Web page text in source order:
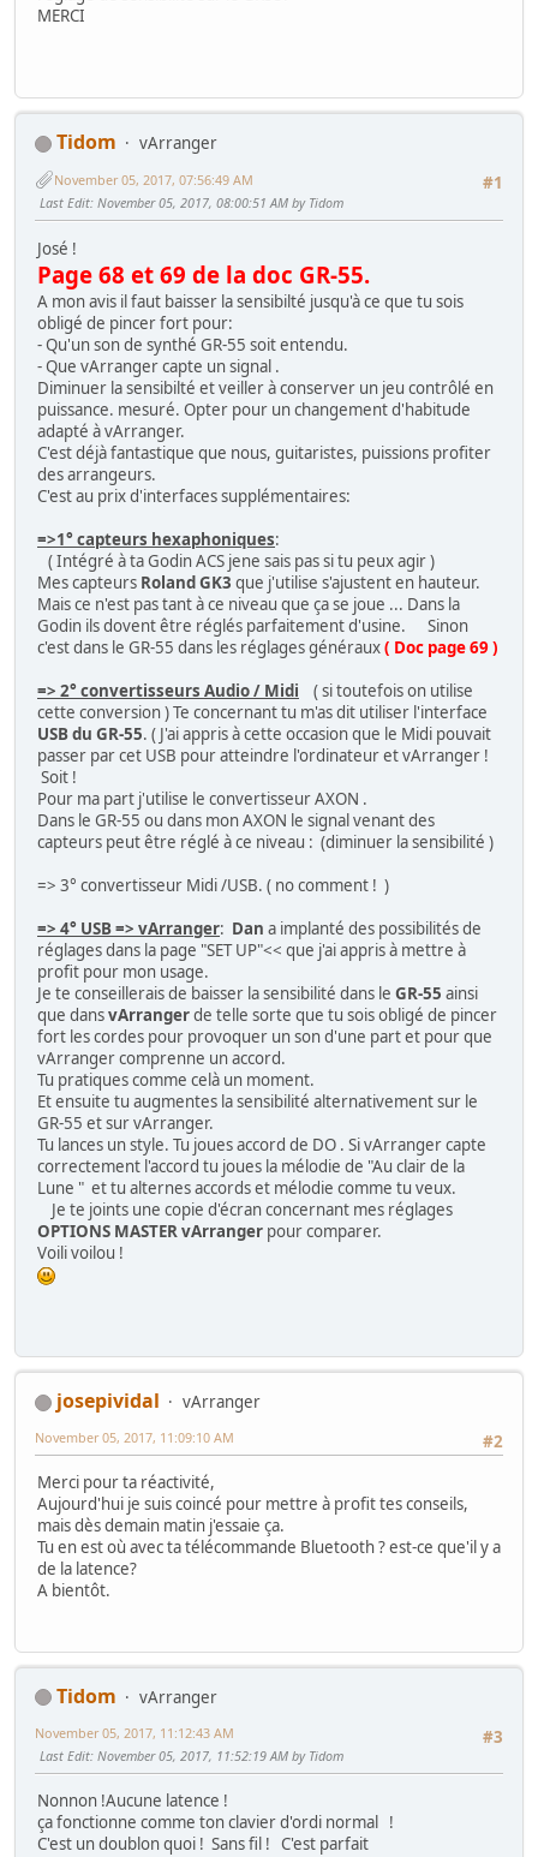
MERCI
Tidom
vArranger
#1
November 05, 2017, 07:56:49 AM
Last Edit: November 05, 2017, 08:00:51 AM by Tidom
José !
Page 68 et 69 de la doc GR-55.
A mon avis il faut baisser la sensibilté jusqu'à ce que tu sois
obligé de pincer fort pour:
- Qu'un son de synthé GR-55 soit entendu.
- Que vArranger capte un signal .
Diminuer la sensibilté et veiller à conserver un jeu contrôlé en
puissance. mesuré. Opter pour un changement d'habitude
adapté à vArranger.
C'est déjà fantastique que nous, guitaristes, puissions profiter
des arrangeurs.
C'est au prix d'interfaces supplémentaires:
=>1° capteurs hexaphoniques:
( Intégré à ta Godin ACS jene sais pas si tu peux agir )
Mes capteurs Roland GK3 que j'utilise s'ajustent en hauteur.
Mais ce n'est pas tant à ce niveau que ça se joue ... Dans la
Godin ils dovent être réglés parfaitement d'usine. Sinon
c'est dans le GR-55 dans les réglages généraux( Doc page 69 )
=> 2° convertisseurs Audio / Midi ( si toutefois on utilise
cette conversion ) Te concernant tu m'as dit utiliser l'interface
USB du GR-55. ( J'ai appris à cette occasion que le Midi pouvait
passer par cet USB pour atteindre l'ordinateur et vArranger !
Soit !
Pour ma part j'utilise le convertisseur AXON .
Dans le GR-55 ou dans mon AXON le signal venant des
capteurs peut être réglé à ce niveau : (diminuer la sensibilité )
=> 3° convertisseur Midi /USB. ( no comment ! )
=> 4° USB => vArranger: Dan a implanté des possibilités de
réglages dans la page "SET UP"<< que j'ai appris à mettre à
profit pour mon usage.
Je te conseillerais de baisser la sensibilité dans le GR-55 ainsi
que dansvArrangerde telle sorte que tu sois obligé de pincer
fort les cordes pour provoquer un son d'une part et pour que
vArranger comprenne un accord.
Tu pratiques comme celà un moment.
Et ensuite tu augmentes la sensibilité alternativement sur le
GR-55 et sur vArranger.
Tu lances un style. Tu joues accord de DO . Si vArranger capte
correctement l'accord tu joues la mélodie de "Au clair de la
Lune " et tu alternes accords et mélodie comme tu veux.
Je te joints une copie d'écran concernant mes réglages
OPTIONS MASTER vArranger pour comparer.
Voili voilou !
josepividal
vArranger
#2
November 05, 2017, 11:09:10 AM
Merci pour ta réactivité,
Aujourd'hui je suis coincé pour mettre à profit tes conseils,
mais dès demain matin j'essaie ça.
Tu en est où avec ta télécommande Bluetooth ? est-ce que'il y a
de la latence?
A bientôt.
Tidom
vArranger
#3
November 05, 2017, 11:12:43 AM
Last Edit: November 05, 2017, 11:52:19 AM by Tidom
Nonnon !Aucune latence !
ça fonctionne comme ton clavier d'ordi normal !
C'est un doublon quoi ! Sans fil ! C'est parfait